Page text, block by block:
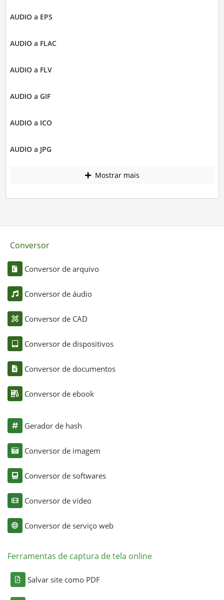
AUDIO a EPS
AUDIO a FLAC
AUDIO a FLV
AUDIO a GIF
AUDIO a ICO
AUDIO a JPG
Mostrar mais
Conversor
Conversor de arquivo
Conversor de áudio
Conversor de CAD
Conversor de dispositivos
Conversor de documentos
Conversor de ebook
Gerador de hash
Conversor de imagem
Conversor de softwares
Conversor de vídeo
Conversor de serviço web
Ferramentas de captura de tela online
Salvar site como PDF